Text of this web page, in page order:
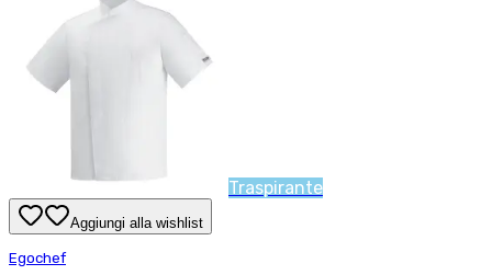
Traspirante
Aggiungi alla wishlist
Egochef